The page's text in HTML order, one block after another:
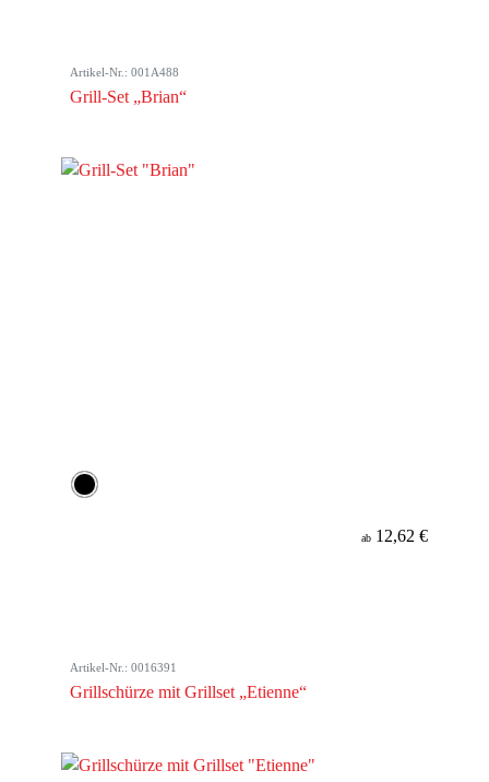
Artikel-Nr.: 001A488
Grill-Set „Brian“
ab 12,62 €
Artikel-Nr.: 0016391
Grillschürze mit Grillset „Etienne“